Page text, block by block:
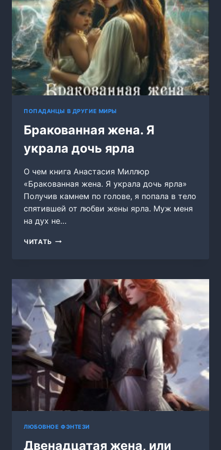
ПОПАДАНЦЫ В ДРУГИЕ МИРЫ
Бракованная жена. Я
украла дочь ярла
О чем книга Анастасия Миллюр
«Бракованная жена. Я украла дочь ярла»
Получив камнем по голове, я попала в тело
спятившей от любви жены ярла. Муж меня
на дух не…
ЧИТАТЬ БРАКОВАННАЯ
ДОЧЬ
ЛЮБОВНОЕ ФЭНТЕЗИ
Двенадцатая жена, или